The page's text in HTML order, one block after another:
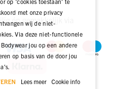
én gemakkelijk via
met onze privacy
wij de niet-
Via deze niet-functionele
jou op een andere
op basis van de door jou
Lees meer Cookie info